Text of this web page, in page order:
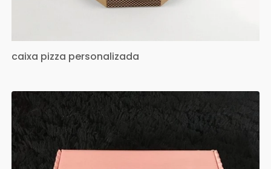
caixa pizza personalizada